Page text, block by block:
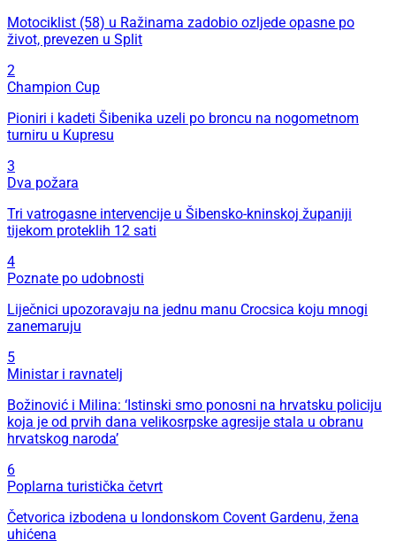
Motociklist (58) u Ražinama zadobio ozljede opasne po
život, prevezen u Split
2
Champion Cup
Pioniri i kadeti Šibenika uzeli po broncu na nogometnom
turniru u Kupresu
3
Dva požara
Tri vatrogasne intervencije u Šibensko-kninskoj županiji
tijekom proteklih 12 sati
4
Poznate po udobnosti
Liječnici upozoravaju na jednu manu Crocsica koju mnogi
zanemaruju
5
Ministar i ravnatelj
Božinović i Milina: ‘Istinski smo ponosni na hrvatsku policiju
koja je od prvih dana velikosrpske agresije stala u obranu
hrvatskog naroda’
6
Poplarna turistička četvrt
Četvorica izbodena u londonskom Covent Gardenu, žena
uhićena